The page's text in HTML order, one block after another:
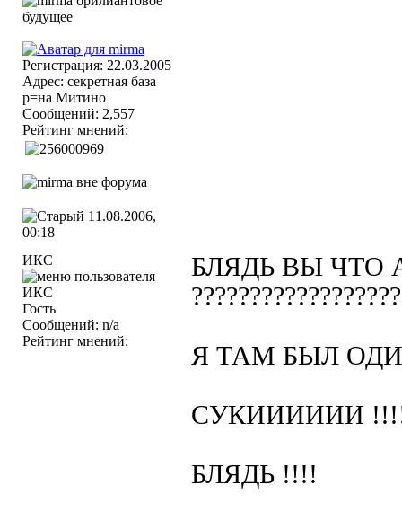
Регистрация: 22.03.2005
Адрес: секретная база
р=на Митино
Сообщений: 2,557
Рейтинг мнений:
11.08.2006,
00:18
ИКС
Гость
Сообщений: n/a
Рейтинг мнений:
БЛЯДЬ ВЫ ЧТО
Я ТАМ БЫЛ
СУКИИИИИИ
БЛЯДЬ !!!!